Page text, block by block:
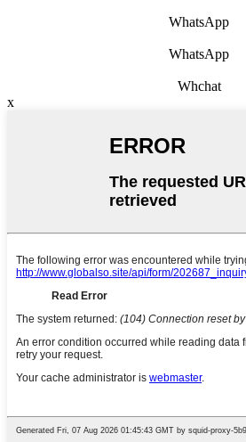
WhatsApp
WhatsApp
Whchat
x